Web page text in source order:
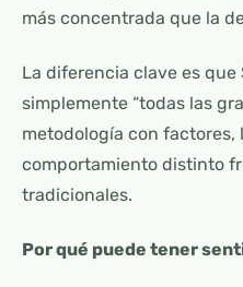
más concentrada que la
La diferencia clave es que
simplemente “todas las
metodología con factores,
comportamiento distinto
tradicionales.
Por qué puede tener